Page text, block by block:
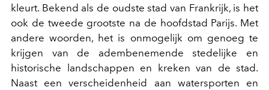
kleurt. Bekend als de oudste stad van Frankrijk, is het
ook de tweede grootste na de hoofdstad Parijs. Met
andere woorden, het is onmogelijk om genoeg te
krijgen van de adembenemende stedelijke en
historische landschappen en kreken van de stad.
Naast een verscheidenheid aan watersporten en